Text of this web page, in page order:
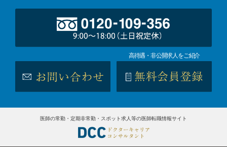
高待遇・非公開求人をご紹介
医師の常勤・定期非常勤・スポット求人等の医師転職情報サイト